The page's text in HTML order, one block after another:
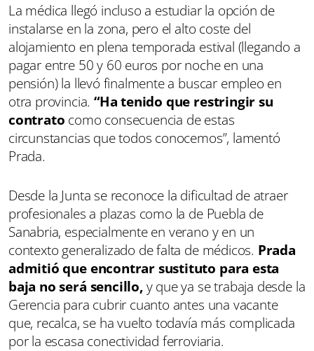
La médica llegó incluso a estudiar la opción de
instalarse en la zona, pero el alto coste del
alojamiento en plena temporada estival (llegando a
pagar entre 50 y 60 euros por noche en una
pensión) la llevó finalmente a buscar empleo en
otra provincia. “Ha tenido que restringir su
contrato como consecuencia de estas
circunstancias que todos conocemos”, lamentó
Prada.
Desde la Junta se reconoce la dificultad de atraer
profesionales a plazas como la de Puebla de
Sanabria, especialmente en verano y en un
contexto generalizado de falta de médicos. Prada
admitió que encontrar sustituto para esta
baja no será sencillo,y que ya se trabaja desde la
Gerencia para cubrir cuanto antes una vacante
que, recalca, se ha vuelto todavía más complicada
por la escasa conectividad ferroviaria.